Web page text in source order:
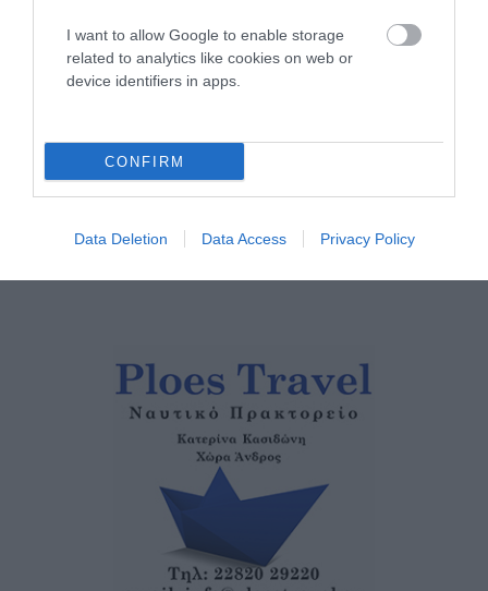
I want to allow Google to enable storage
related to analytics like cookies on web or
device identifiers in apps.
CONFIRM
Data Deletion Data Access Privacy Policy
Μουσικού Συλλόγου
Άνδρου τίμησε τον
μοναδικό Γιώργο Κατσαρό
σημειώσατε…